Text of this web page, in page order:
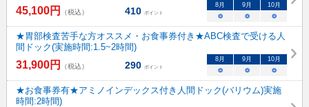
45,100円 （税込） 410 ポイント
8 月 9 月 10月
○ ○ ○
★胃部検査苦手な方オススメ・お食事券付き★ABC検査で受ける人
間ドック(実施時間:1.5~2時間)
31,900円 （税込） 290 ポイント
8 月 9 月 10月
○ ○ ○
★お食事券有★アミノインデックス付き人間ドック(バリウム)実施
時間:2時間)